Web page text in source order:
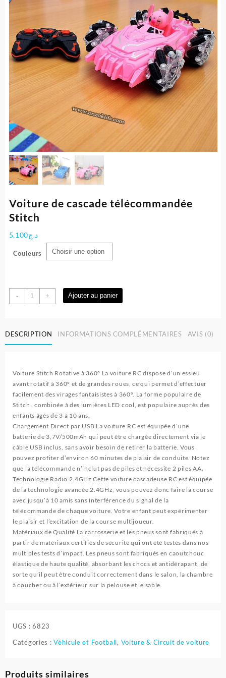
Voiture de cascade télécommandée
Stitch
د.ج5,100
Couleurs
-
quantité
de
cascade
télécommandée
+ Ajouter au panier
DESCRIPTION INFORMATIONS COMPLÉMENTAIRES AVIS (0)
Voiture Stitch Rotative à 360° La voiture RC dispose d’un essieu
avant rotatif à 360° et de grandes roues, ce qui permet d’effectuer
facilement des virages fantaisistes à 360°. La forme populaire de
Stitch , combinée à des lumières LED cool, est populaire auprès des
enfants âgés de 3 à 10 ans.
Chargement Direct par USB La voiture RC est équipée d’une
batterie de 3,7V/500mAh qui peut être chargée directement via le
câble USB inclus, sans avoir besoin de retirer la batterie. Vous
pouvez profiter d’environ 60 minutes de plaisir de conduite. Notez
que la télécommande n’inclut pas de piles et nécessite 2 piles AA.
Technologie Radio 2.4GHz Cette voiture cascadeuse RC est équipée
de la technologie avancée 2.4GHz, vous pouvez donc faire la course
avec jusqu’à 10 amis sans interférence du signal de la
télécommande de chaque voiture. Votre enfant peut expérimenter
le plaisir et l’excitation de la course multijoueur.
Matériaux de Qualité La carrosserie et les pneus sont fabriqués à
partir de matériaux certifiés de sécurité qui ont été testés dans nos
multiples tests d’impact. Les pneus sont fabriqués en caoutchouc
élastique de haute qualité, absorbant les chocs et antidérapant, de
sorte qu’il peut être conduit correctement dans le salon, la chambre
à coucher ou à l’extérieur sur la pelouse et le sable.
UGS :6823
Catégories :Véhicule et Football, Voiture & Circuit de voiture
Produits similaires